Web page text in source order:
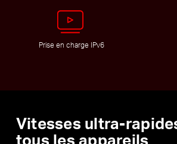
Prise en charge IPv6
Vitesses ultra-
tous les appareils